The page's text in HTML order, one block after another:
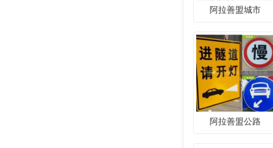
阿拉善盟城市
阿拉善盟公路